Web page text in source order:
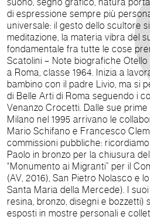
di espressione sempre più
universale: il gesto dello scultore
meditazione, la materia vibra del
fondamentale fra tutte le cose prende
Scatolini – Note biografiche
a Roma, classe 1964. Inizia a
bambino con il padre Livio, ma si
di Belle Arti di Roma seguendo i
Venanzo Crocetti. Dalle sue
Milano nel 1995 arrivano le
Mario Schifano e Francesco
commissioni pubbliche:
Paolo in bronzo per la chiusura
“Monumento ai Migranti” per il
(AV, 2016), San Pietro Nolasco e
Santa Maria della Mercede). I
resina, bronzo, disegni e
esposti in mostre personali e